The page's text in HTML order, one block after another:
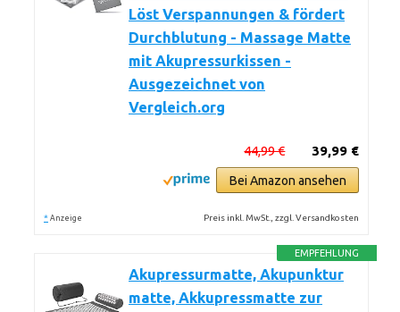
Löst Verspannungen & fördert
Durchblutung - Massage Matte
mit Akupressurkissen -
Ausgezeichnet von
Vergleich.org
39,99 €
44,99 €
Bei Amazon ansehen
* Anzeige Preis inkl. MwSt., zzgl. Versandkosten
EMPFEHLUNG
Akupressurmatte, Akupunktur
matte, Akkupressmatte zur